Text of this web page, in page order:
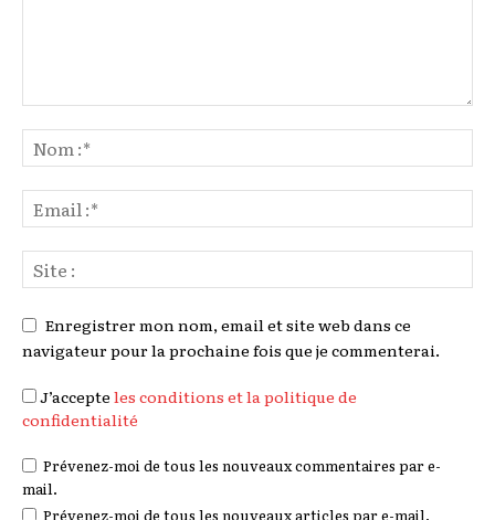
Enregistrer mon nom, email et site web dans ce
navigateur pour la prochaine fois que je commenterai.
J’accepte les conditions et la politique de
confidentialité
Prévenez-moi de tous les nouveaux commentaires par e-
mail.
Prévenez-moi de tous les nouveaux articles par e-mail.